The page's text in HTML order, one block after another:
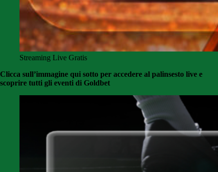
Streaming Live Gratis
Clicca sull’immagine qui sotto per accedere al palinsesto live e
scoprire tutti gli eventi di Goldbet